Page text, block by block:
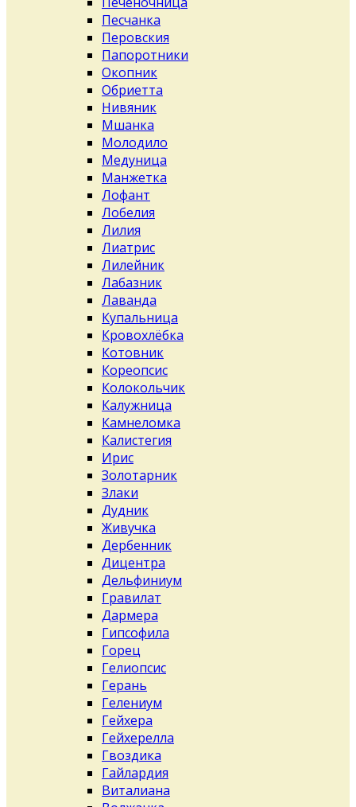
Песчанка
Перовския
Папоротники
Окопник
Обриетта
Нивяник
Мшанка
Молодило
Медуница
Манжетка
Лофант
Лобелия
Лилия
Лиатрис
Лилейник
Лабазник
Лаванда
Купальница
Кровохлёбка
Котовник
Кореопсис
Колокольчик
Калужница
Камнеломка
Калистегия
Ирис
Золотарник
Злаки
Дудник
Живучка
Дербенник
Дицентра
Дельфиниум
Гравилат
Дармера
Гипсофила
Горец
Гелиопсис
Герань
Гелениум
Гейхера
Гейхерелла
Гвоздика
Гайлардия
Виталиана